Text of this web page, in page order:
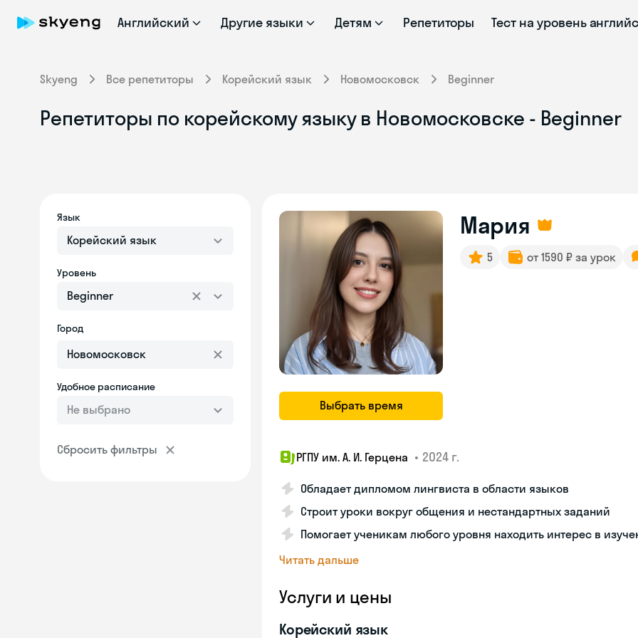
Английский Другие языки Детям Репетиторы Тест на уровень
Skyeng Все репетиторы Корейский язык Новомосковск Beginner
Репетиторы по корейскому языку в Новомосковске - Beginner
Язык
Корейский язык
Уровень
Beginner
Город
Удобное расписание
Не выбрано
Сбросить фильтры
Выбрать время
Мария
5 от 1590 ₽ за урок
РГПУ им. А. И. Герцена • 2024 г.
Обладает дипломом лингвиста в области языков
Строит уроки вокруг общения и нестандартных заданий
Помогает ученикам любого уровня находить интерес в
Читать дальше
Услуги и цены
Корейский язык